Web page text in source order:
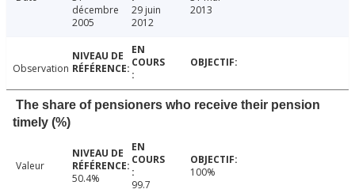
décembre
2005
29 juin
2012
2013
Observation
The share of pensioners who receive their pension
timely (%)
Valeur
50.4%
99.7
100%